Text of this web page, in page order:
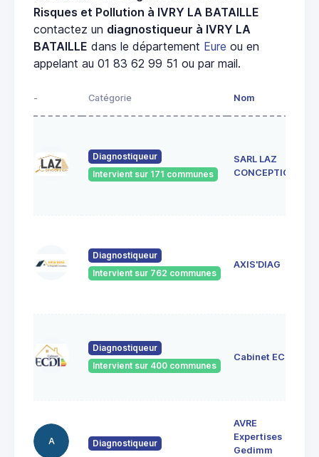
Risques et Pollution à IVRY LA BATAILLE
contactez un diagnostiqueur à IVRY LA
BATAILLE dans le département Eure ou en
appelant au 01 83 62 99 51 ou par mail.
- Catégorie Nom
Diagnostiqueur
Intervient sur 171 communes
SARL LAZ
CONCEPTION
Diagnostiqueur
Intervient sur 762 communes
AXIS'DIAG
Diagnostiqueur
Intervient sur 400 communes
Cabinet ECDI
A Diagnostiqueur
AVRE
Expertises
Gedimm